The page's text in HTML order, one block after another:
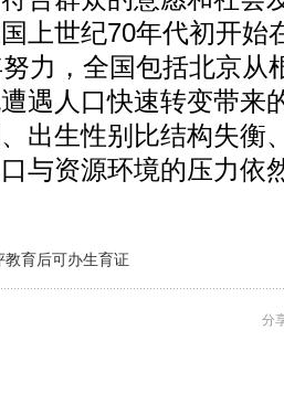
上世纪70年代初开始
力，全国包括北京从
遇人口快速转变带来
出生性别比结构失衡
与资源环境的压力依
教育后可办生育证
分